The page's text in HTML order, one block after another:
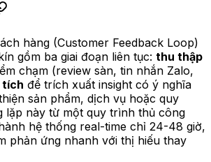
hàng (Customer Feedback Loop)
gồm ba giai đoạn liên tục: thu thập
chạm (review sàn, tin nhắn Zalo,
tích để trích xuất insight có ý nghĩa
sản phẩm, dịch vụ hoặc quy
lặp này từ một quy trình thủ công
hệ thống real-time chỉ 24-48 giờ,
phản ứng nhanh với thị hiếu thay